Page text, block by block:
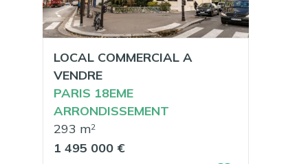
LOCAL COMMERCIAL A
VENDRE
PARIS 18EME
ARRONDISSEMENT
293 m2
1 495 000 €